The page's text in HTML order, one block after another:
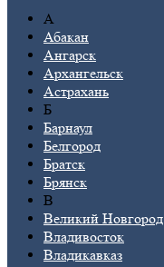
А
Абакан
Ангарск
Архангельск
Астрахань
Б
Барнаул
Белгород
Братск
Брянск
В
Великий Новгород
Владивосток
Владикавказ